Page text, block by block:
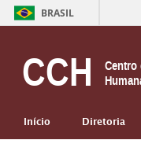
BRASIL
CCH
Centro
Início Diretoria